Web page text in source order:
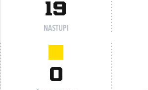
19
NASTUPI
0